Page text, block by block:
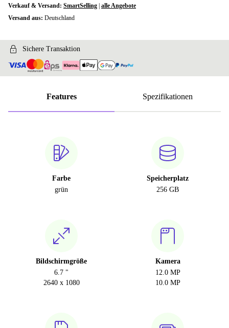
Verkauf & Versand: SmartSelling alle Angebote
Versand aus: Deutschland
Sichere Transaktion
Features Spezifikationen
Farbe
grün
Speicherplatz
256 GB
Bildschirmgröße
6.7 "
2640 x 1080
Kamera
12.0 MP
10.0 MP